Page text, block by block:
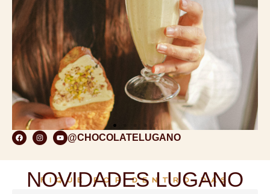
@CHOCOLATELUGANO
FIQUE POR DENTRO DAS
NOVIDADES LUGANO